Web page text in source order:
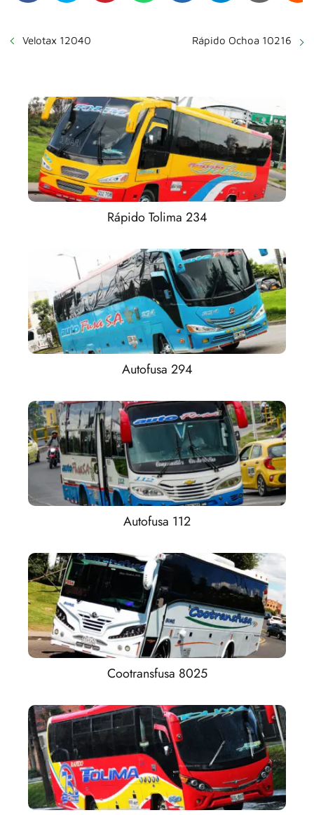
Velotax 12040 Rápido Ochoa 10216
Rápido Tolima 234
Autofusa 294
Autofusa 112
Cootransfusa 8025